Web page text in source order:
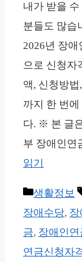
내가 받을
분들도 많습
2026년 장
으로 신청자
액, 신청방법
까지 한 번
다. ※ 본 글
부 장애인연
읽기
카
테
고
리
생활정보
장애수당, 장
금, 장애인
연금신청자